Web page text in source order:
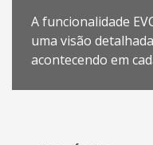
A funcionalidade
uma visão
acontecendo em